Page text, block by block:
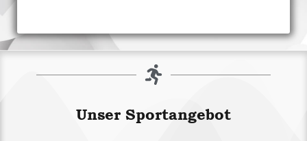
Unser Sportangebot